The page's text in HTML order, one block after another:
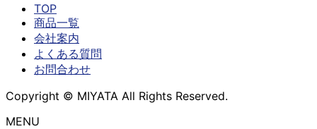
TOP
商品一覧
会社案内
よくある質問
お問合わせ
Copyright © MIYATA All Rights Reserved.
MENU